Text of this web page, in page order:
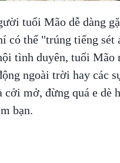
tuổi Mão dễ dàng
có thể "trúng tiếng sét
tình duyên, tuổi Mão
ngoài trời hay các
mở, đừng quá e dè
bạn.